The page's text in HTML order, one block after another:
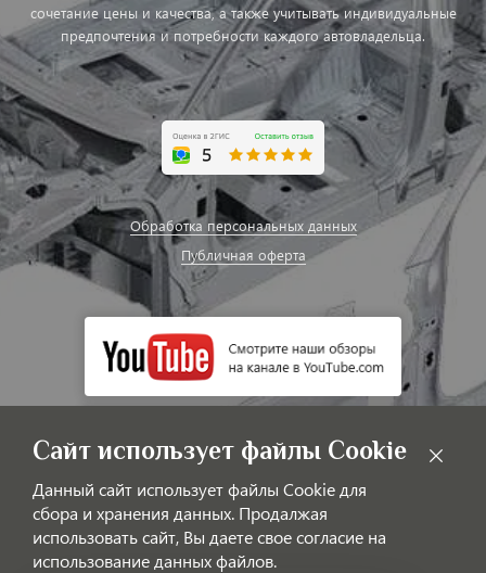
сочетание цены и качества, а также учитывать индивидуальные
предпочтения и потребности каждого автовладельца.
Обработка персональных данных
Публичная оферта
Сайт использует файлы Cookie
Данный сайт использует файлы Cookie для
сбора и хранения данных. Продалжая
использовать сайт, Вы даете свое согласие на
использование данных файлов.